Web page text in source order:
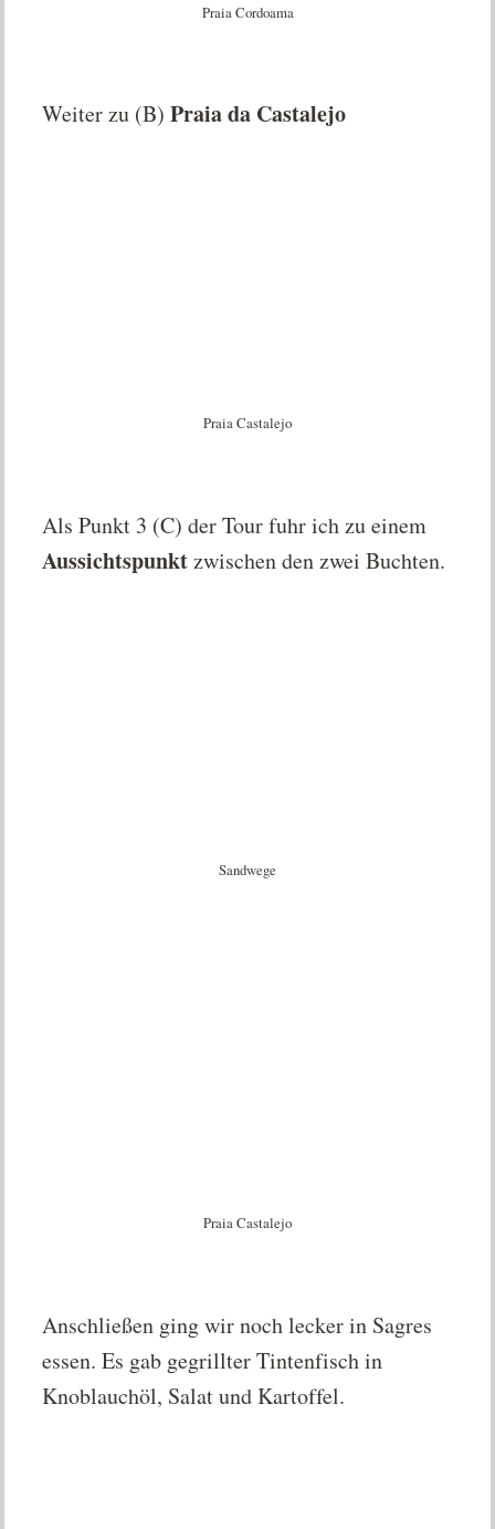
Praia Cordoama
Weiter zu (B)Praia da Castalejo
Praia Castalejo
Als Punkt 3 (C) der Tour fuhr ich zu einem
Aussichtspunktzwischen den zwei Buchten.
Sandwege
Praia Castalejo
Anschließen ging wir noch lecker in Sagres
essen. Es gab gegrillter Tintenfisch in
Knoblauchöl, Salat und Kartoffel.